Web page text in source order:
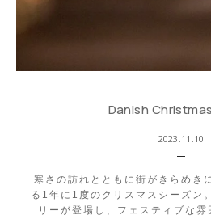
Danish
2023.11.10
寒さの訪れとともに街がきらめき
る1年に1度のクリスマスシーズン
リーが登場し、フェスティブな